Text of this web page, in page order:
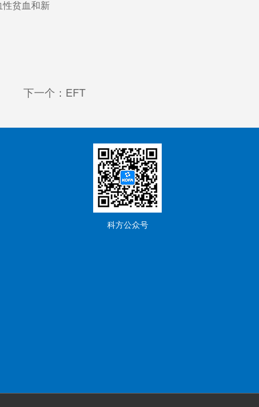
性贫血和新
下一个：EFT
科方公众号